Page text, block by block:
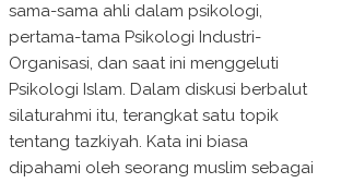
sama-sama ahli dalam psikologi,
pertama-tama Psikologi Industri-
Organisasi, dan saat ini menggeluti
Psikologi Islam. Dalam diskusi berbalut
silaturahmi itu, terangkat satu topik
tentang tazkiyah. Kata ini biasa
dipahami oleh seorang muslim sebagai